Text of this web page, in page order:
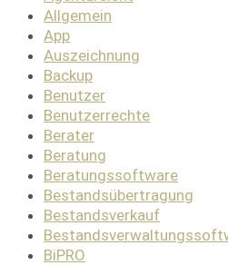
Allgemein
App
Auszeichnung
Backup
Benutzer
Benutzerrechte
Berater
Beratung
Beratungssoftware
Bestandsübertragung
Bestandsverkauf
BiPRO